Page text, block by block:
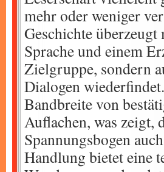
mehr oder weniger
Geschichte
Sprache und einem
Zielgruppe, sondern
Dialogen
Bandbreite von
Auflachen, was zeigt,
Spannungsbogen
Handlung bietet eine